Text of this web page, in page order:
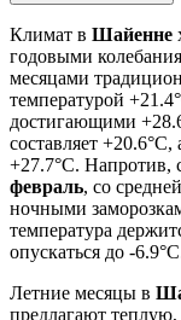
Климат в Шайенне
годовыми
месяцами
температурой
достигающими
составляет
+27.7°C.
февраль, со
ночными
температура
опускаться до -
Летние месяцы в
предлагают